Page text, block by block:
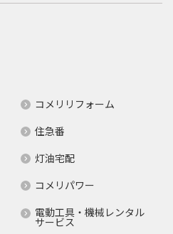
コメリリフォーム
住急番
灯油宅配
コメリパワー
電動工具・機械レンタル
サービス